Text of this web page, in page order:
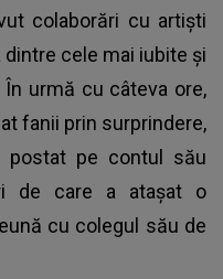
colaborări cu artiști
dintre cele mai iubite și
urmă cu câteva ore,
fanii prin surprindere,
postat pe contul său
de care a atașat o
cu colegul său de